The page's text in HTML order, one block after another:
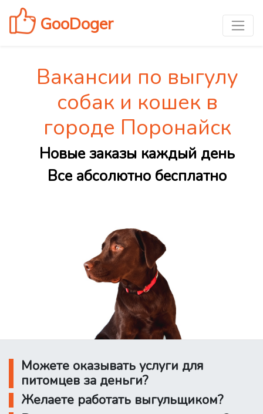
GooDoger
Вакансии по выгулу
собак и кошек в
городе Поронайск
Новые заказы каждый день
Все абсолютно бесплатно
Можете оказывать услуги для
питомцев за деньги?
Желаете работать выгульщиком?